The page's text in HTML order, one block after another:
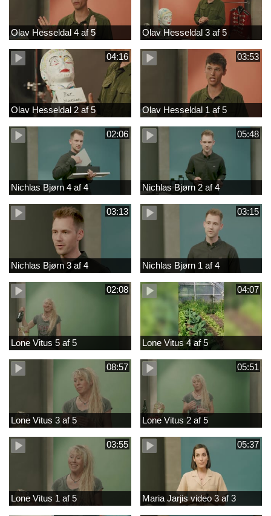
Olav Hesseldal 4 af 5 Olav Hesseldal 3 af 5
04:16
Olav Hesseldal 2 af 5
03:53
Olav Hesseldal 1 af 5
02:06
Nichlas Bjørn 4 af 4
05:48
Nichlas Bjørn 2 af 4
03:13
Nichlas Bjørn 3 af 4
03:15
Nichlas Bjørn 1 af 4
02:08
Lone Vitus 5 af 5
04:07
Lone Vitus 4 af 5
08:57
Lone Vitus 3 af 5
05:51
Lone Vitus 2 af 5
03:55
Lone Vitus 1 af 5
05:37
Maria Jarjis video 3 af 3